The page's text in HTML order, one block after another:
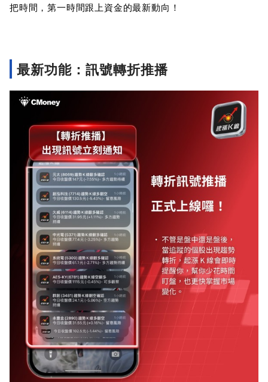
把時間，第一時間跟上資金的最新動向！
最新功能：訊號轉折推播